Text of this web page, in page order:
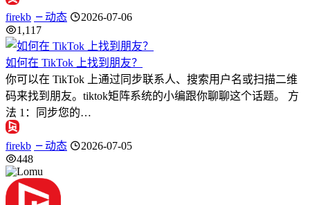
firekb 动态
2026-07-06
1,117
如何在 TikTok 上找到朋友？
你可以在 TikTok 上通过同步联系人、搜索用户名或扫描二维
码来找到朋友。tiktok矩阵系统的小编跟你聊聊这个话题。 方
法 1：同步您的…
firekb 动态
2026-07-05
448